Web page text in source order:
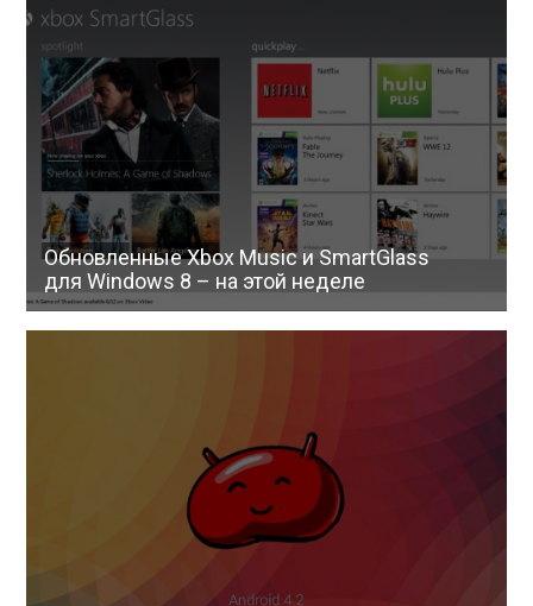
Обновленные Xbox Music и SmartGlass
для Windows 8 – на этой неделе